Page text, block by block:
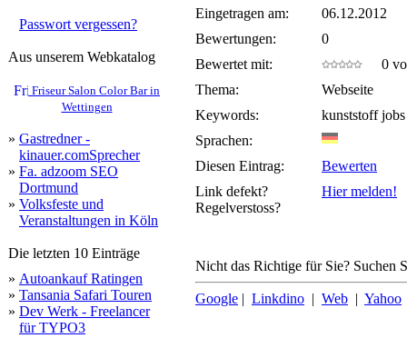
Passwort vergessen?
Aus unserem Webkatalog
Friseur Salon Color Bar in
Wettingen
» Gastredner -
kinauer.comSprecher
» Fa. adzoom SEO
Dortmund
» Volksfeste und
Veranstaltungen in Köln
Die letzten 10 Einträge
» Autoankauf Ratingen
» Tansania Safari Touren
» Dev Werk - Freelancer
für TYPO3
Eingetragen am:
06.12.2012
Bewertungen:
0
Bewertet mit:
0
Thema:
Webseite
Keywords:
kunststoff
Sprachen:
Diesen Eintrag:
Bewerten
Link defekt?
Regelverstoss?
Hier melden!
Nicht das Richtige für Sie? Suchen
Google | Linkdino | Web | Yahoo